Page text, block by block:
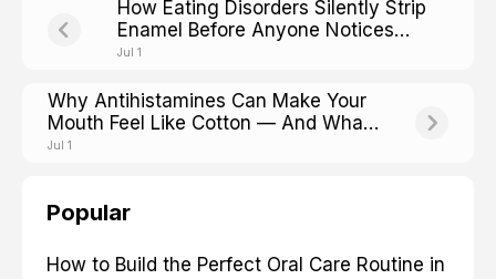
How Eating Disorders Silently Strip
Enamel Before Anyone Notices
Weight Loss
Jul 1
Why Antihistamines Can Make Your
Mouth Feel Like Cotton — And What
That Means for Cavity Risk
Jul 1
Popular
How to Build the Perfect Oral Care Routine in